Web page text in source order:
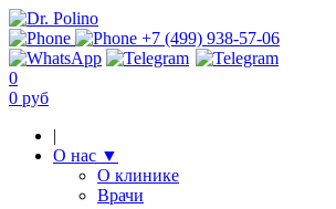
+7 (499) 938-57-06
0
0 руб
|
О нас ▼
О клинике
Врачи